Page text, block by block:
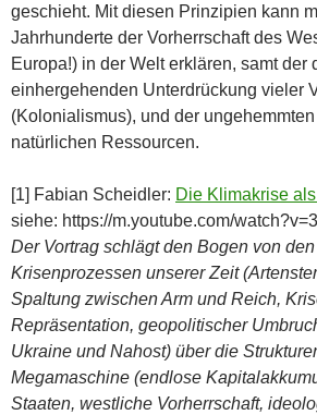
geschieht. Mit diesen Prinzipien kann
Jahrhunderte der Vorherrschaft des
Europa!) in der Welt erklären, samt der
einhergehenden Unterdrückung vieler
(Kolonialismus), und der
natürlichen Ressourcen.
[1] Fabian Scheidler: Die Klimakrise
siehe: https://m.youtube.com/
Der Vortrag schlägt den Bogen von
Krisenprozessen unserer Zeit
Spaltung zwischen Arm und Reich,
Repräsentation, geopolitischer
Ukraine und Nahost) über die
Megamaschine (endlose
Staaten, westliche Vorherrschaft,